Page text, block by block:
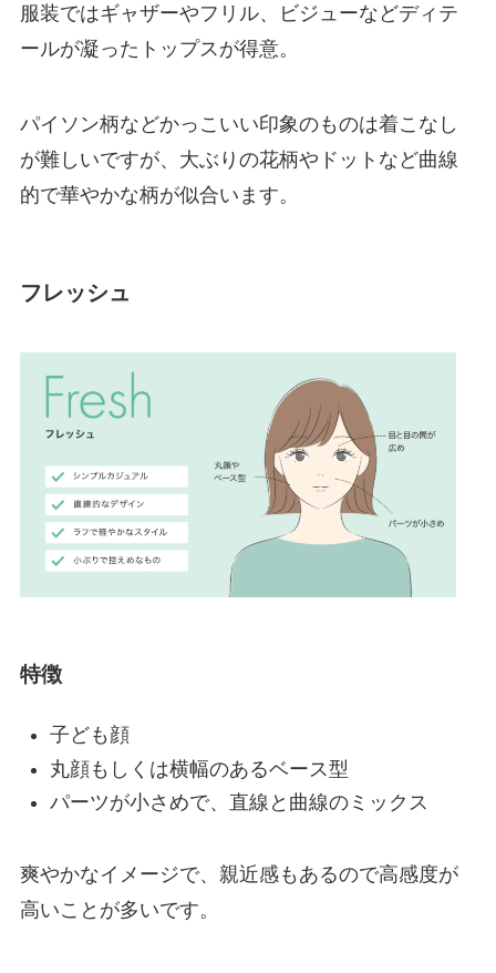
服装ではギャザーやフリル、ビジューなどディテ
ールが凝ったトップスが得意。
パイソン柄などかっこいい印象のものは着こなし
が難しいですが、大ぶりの花柄やドットなど曲線
的で華やかな柄が似合います。
フレッシュ
特徴
子ども顔
丸顔もしくは横幅のあるベース型
パーツが小さめで、直線と曲線のミックス
爽やかなイメージで、親近感もあるので高感度が
高いことが多いです。